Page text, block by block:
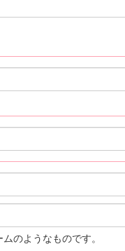
のようなものです。